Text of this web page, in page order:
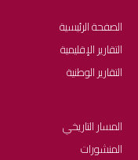
الصفحة الرئيسية
التقارير الإقليمية
التقارير الوطنية
المسار التاريخي
المنشورات